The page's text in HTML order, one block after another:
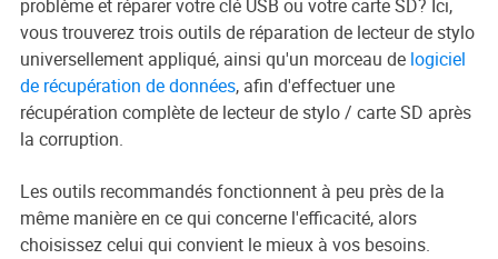
problème et réparer votre clé USB ou votre carte SD? Ici,
vous trouverez trois outils de réparation de lecteur de stylo
universellement appliqué, ainsi qu'un morceau de logiciel
de récupération de données, afin d'effectuer une
récupération complète de lecteur de stylo / carte SD après
la corruption.
Les outils recommandés fonctionnent à peu près de la
même manière en ce qui concerne l'efficacité, alors
choisissez celui qui convient le mieux à vos besoins.